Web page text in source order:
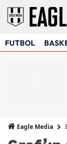
FUTBOL
Eagle Media